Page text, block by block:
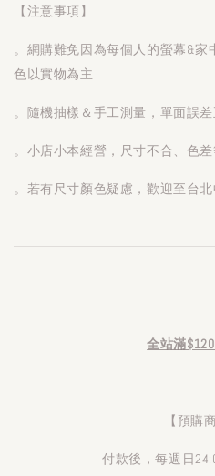
【注意事項】
。網購難免因為每個人的螢幕&家
色以實物為主
。隨機抽樣＆手工測量，單面誤
。小店小本經營，尺寸不合、色
。若有尺寸顏色疑慮，歡迎至台
全站滿
【預購
付款後，每週日